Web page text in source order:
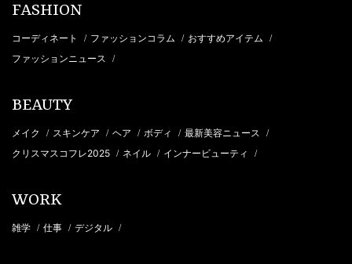
FASHION
コーディネート / ファッションコラム / おすすめアイテム /
ファッションニュース /
BEAUTY
メイク / スキンケア / ヘア / ボディ / 最新美容ニュース /
クリスマスコフレ2025 / ネイル / インナービューティ /
WORK
雑学 / 仕事 / デジタル /